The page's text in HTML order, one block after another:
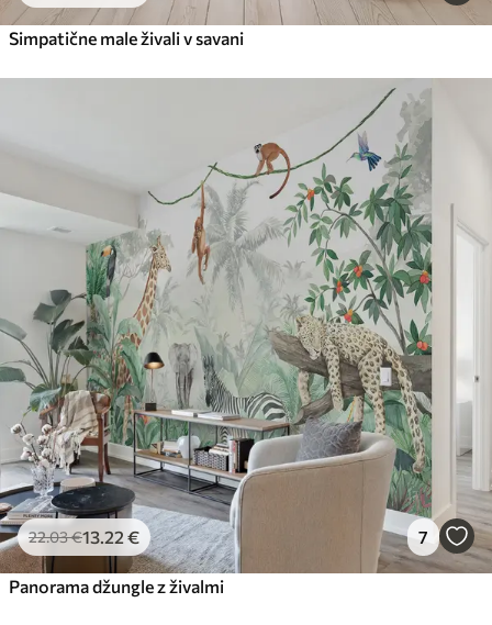
Simpatične male živali v savani
22.03€13 .22 € 7
Panorama džungle z živalmi